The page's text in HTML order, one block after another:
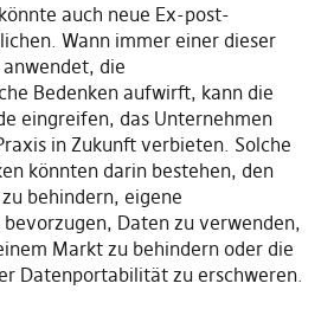
auch neue Ex-post-
Wann immer einer dieser
die
Bedenken aufwirft, kann die
eingreifen, das Unternehmen
in Zukunft verbieten. Solche
könnten darin bestehen, den
behindern, eigene
Daten zu verwenden,
Markt zu behindern oder die
Datenportabilität zu erschweren.